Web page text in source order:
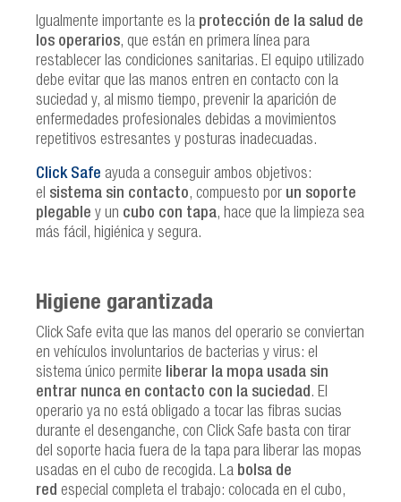
Igualmente importante es la protección de la salud de
los operarios, que están en primera línea para
restablecer las condiciones sanitarias. El equipo utilizado
debe evitar que las manos entren en contacto con la
suciedad y, al mismo tiempo, prevenir la aparición de
enfermedades profesionales debidas a movimientos
repetitivos estresantes y posturas inadecuadas.
Click Safe ayuda a conseguir ambos objetivos:
el sistema sin contacto, compuesto por un soporte
plegable y un cubo con tapa, hace que la limpieza sea
más fácil, higiénica y segura.
Higiene garantizada
Click Safe evita que las manos del operario se conviertan
en vehículos involuntarios de bacterias y virus: el
sistema único permite liberar la mopa usada sin
entrar nunca en contacto con la suciedad. El
operario ya no está obligado a tocar las fibras sucias
durante el desenganche, con Click Safe basta con tirar
del soporte hacia fuera de la tapa para liberar las mopas
usadas en el cubo de recogida. La bolsa de
red especial completa el trabajo: colocada en el cubo,